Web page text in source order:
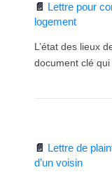
Lettre pour
logement
L’état des lieux
document clé
Lettre de
d’un voisin